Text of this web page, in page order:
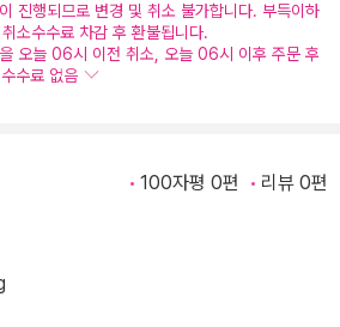
진행되므로 변경 및 취소 불가합니다. 부득이하
소수수료 차감 후 환불됩니다.
오늘 06시 이전 취소, 오늘 06시 이후 주문 후
수료 없음
100자평 0편 리뷰 0편